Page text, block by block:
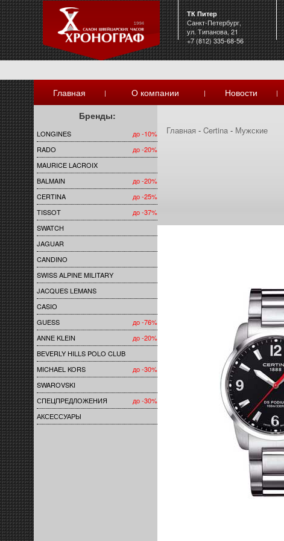
ТК Питер
Санкт-Петербург,
ул. Типанова, 21
+7 (812) 335-68-56
Главная
| О компании | Новости |
Бренды:
LONGINES
до -10%
RADO
до -20%
MAURICE LACROIX
BALMAIN
до -20%
CERTINA
до -25%
TISSOT
до -37%
SWATCH
JAGUAR
CANDINO
SWISS ALPINE MILITARY
JACQUES LEMANS
CASIO
GUESS
до -76%
ANNE KLEIN
до -20%
BEVERLY HILLS POLO CLUB
MICHAEL KORS
до -30%
SWAROVSKI
СПЕЦПРЕДЛОЖЕНИЯ
до -30%
АКСЕССУАРЫ
Главная -Certina - Мужские